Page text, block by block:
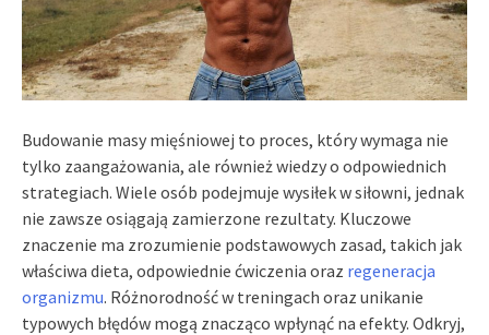
Budowanie masy mięśniowej to proces, który wymaga nie
tylko zaangażowania, ale również wiedzy o odpowiednich
strategiach. Wiele osób podejmuje wysiłek w siłowni, jednak
nie zawsze osiągają zamierzone rezultaty. Kluczowe
znaczenie ma zrozumienie podstawowych zasad, takich jak
właściwa dieta, odpowiednie ćwiczenia oraz regeneracja
organizmu. Różnorodność w treningach oraz unikanie
typowych błędów mogą znacząco wpłynąć na efekty. Odkryj,